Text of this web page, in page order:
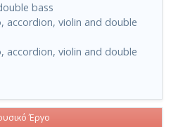
bass
accordion, violin and double
accordion, violin and double
Έργο